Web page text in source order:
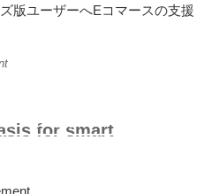
版ユーザーへEコマースの支援
ーのオールインワ
ーション
for smart